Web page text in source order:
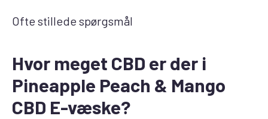
Ofte stillede spørgsmål
Hvor meget CBD er der i
Pineapple Peach & Mango
CBD E-væske?